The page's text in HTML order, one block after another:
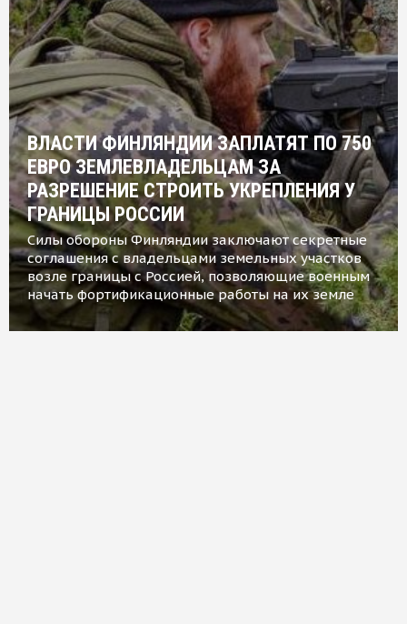
ВЛАСТИ ФИНЛЯНДИИ ЗАПЛАТЯТ ПО 750
ЕВРО ЗЕМЛЕВЛАДЕЛЬЦАМ ЗА
РАЗРЕШЕНИЕ СТРОИТЬ УКРЕПЛЕНИЯ У
ГРАНИЦЫ РОССИИ
Силы обороны Финляндии заключают секретные
соглашения с владельцами земельных участков
возле границы с Россией, позволяющие военным
начать фортификационные работы на их земле